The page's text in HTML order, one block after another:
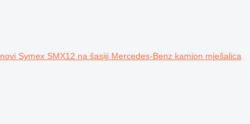
novi Symex SMX12 na šasiji Mercedes-Benz kamion mješalica